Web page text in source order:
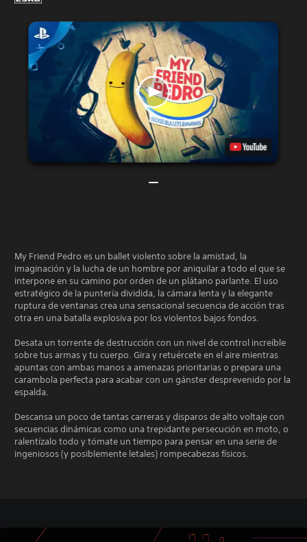
My Friend Pedro es un ballet violento sobre la amistad, la
imaginación y la lucha de un hombre por aniquilar a todo el que se
interpone en su camino por orden de un plátano parlante. El uso
estratégico de la puntería dividida, la cámara lenta y la elegante
ruptura de ventanas crea una sensacional secuencia de acción tras
otra en una batalla explosiva por los violentos bajos fondos.
Desata un torrente de destrucción con un nivel de control increíble
sobre tus armas y tu cuerpo. Gira y retuércete en el aire mientras
apuntas con ambas manos a amenazas prioritarias o prepara una
carambola perfecta para acabar con un gánster desprevenido por la
espalda.
Descansa un poco de tantas carreras y disparos de alto voltaje con
secuencias dinámicas como una trepidante persecución en moto, o
ralentízalo todo y tómate un tiempo para pensar en una serie de
ingeniosos (y posiblemente letales) rompecabezas físicos.